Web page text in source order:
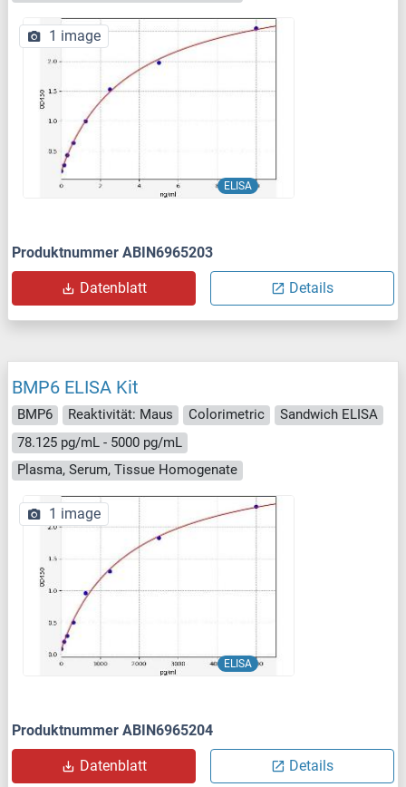
ELISA
1 image
Produktnummer ABIN6965203
Datenblatt Details
BMP6 ELISA Kit
BMP6 Reaktivität: Maus Colorimetric
Sandwich ELISA
78.125 pg/mL - 5000 pg/mL
Plasma, Serum, Tissue Homogenate
ELISA
1 image
Produktnummer ABIN6965204
Datenblatt Details